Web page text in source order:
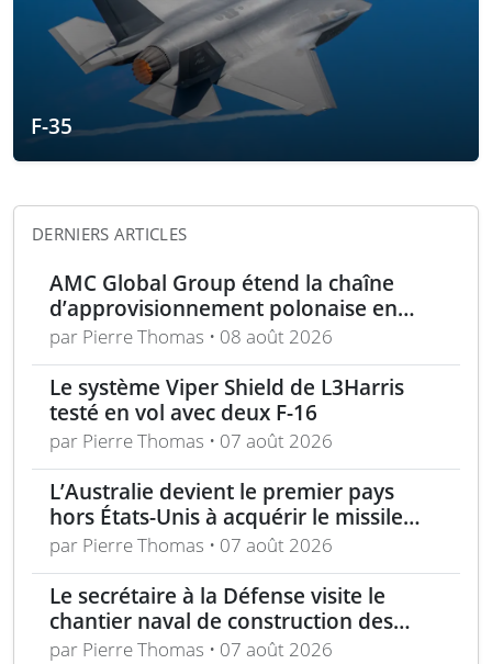
F-35
DERNIERS ARTICLES
AMC Global Group étend la chaîne
d’approvisionnement polonaise en
munitions de 155 mm
par Pierre Thomas • 08 août 2026
Le système Viper Shield de L3Harris
testé en vol avec deux F-16
par Pierre Thomas • 07 août 2026
L’Australie devient le premier pays
hors États-Unis à acquérir le missile
AIM-260 JATM
par Pierre Thomas • 07 août 2026
Le secrétaire à la Défense visite le
chantier naval de construction des
frégates Type 31 à Rosyth
par Pierre Thomas • 07 août 2026